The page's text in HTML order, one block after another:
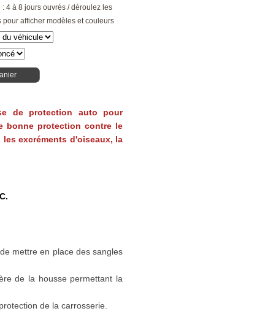
4 à 8 jours ouvrés / déroulez les
pour afficher modèles et couleurs
de protection auto pour
bonne protection contre le
excréments d'oiseaux, la
mettre en place des sangles
de la housse permettant la
de la carrosserie.